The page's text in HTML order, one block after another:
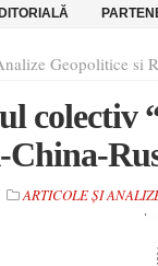
Geopolitice si
colectiv
China-
ARTICOLE ȘI